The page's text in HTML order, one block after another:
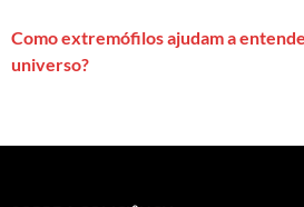
Como extremófilos ajudam a
universo?